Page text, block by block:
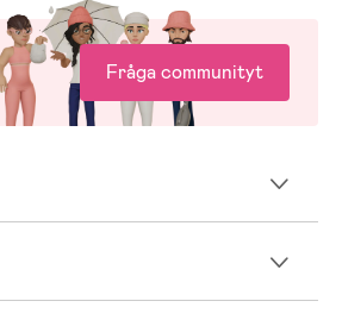
Fråga communityt